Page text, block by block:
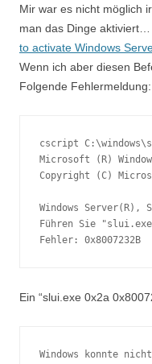
Mir war es nicht möglich
man das Dinge
to activate Windows
Wenn ich aber diesen
Folgende Fehlermeldung:
cscript
Microsoft (R)
Copyright (C)
Windows
Führen Sie "slui.exe
Fehler: 0x8007232B
Ein “slui.exe 0x2a
Windows konnte